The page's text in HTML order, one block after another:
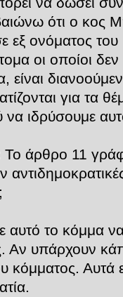
ότι ο κος
εξ ονόματος
οι οποίοι
για τα
ιδρύσουμε
Το άρθρο 11
αυτό το κόμμα
Αν υπάρχουν
κόμματος. Αυτά